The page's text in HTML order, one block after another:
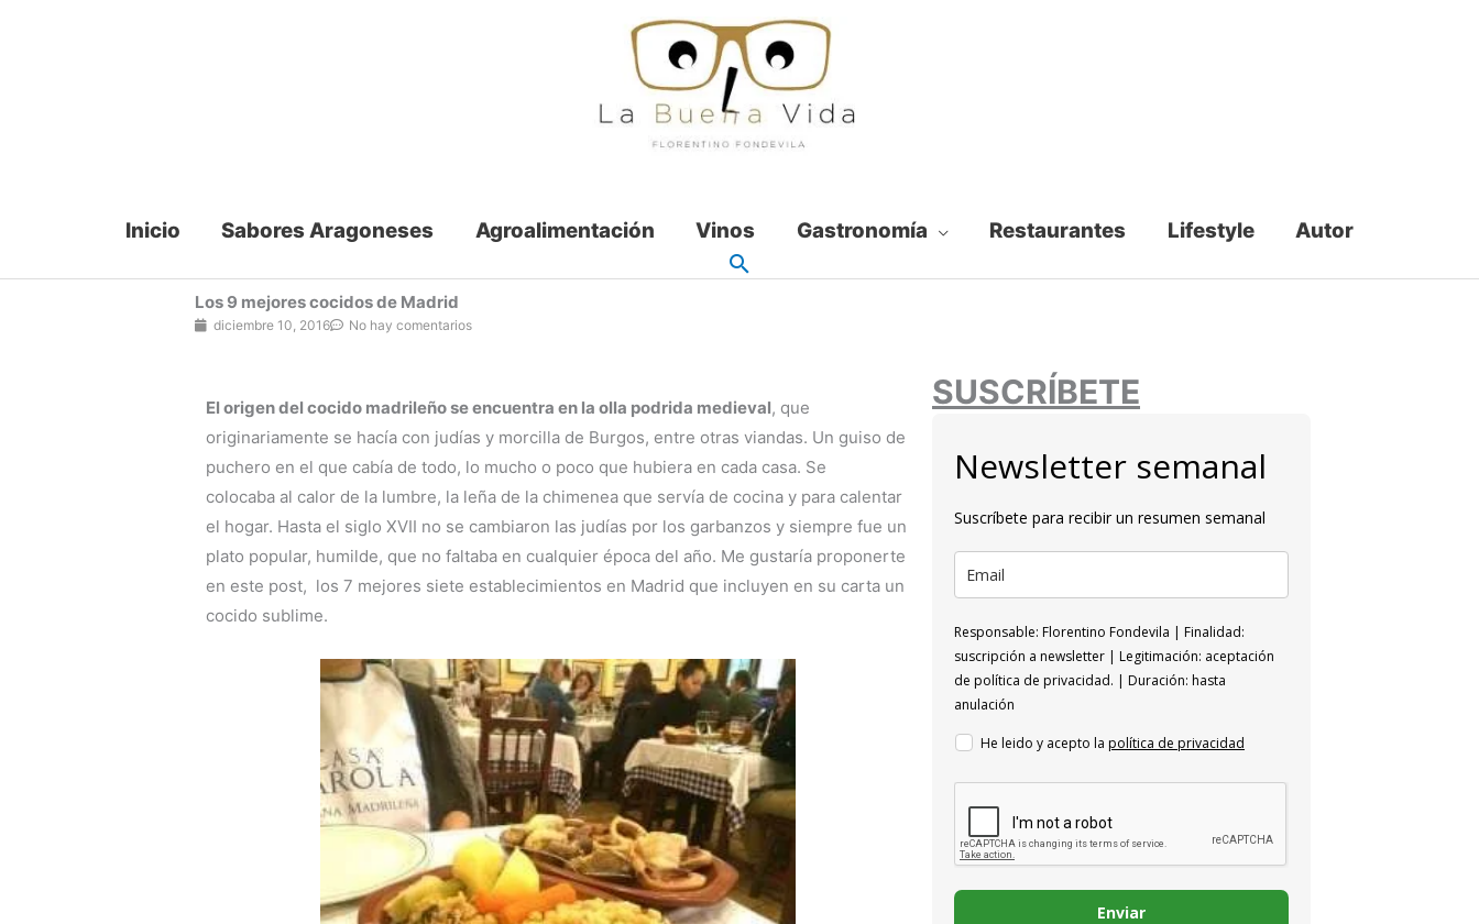
Inicio Sabores Aragoneses Agroalimentación Vinos Gastronomía Restaurantes Lifestyle Autor
Los 9 mejores cocidos de Madrid
diciembre 10, 2016 No hay comentarios
El origen del cocido madrileño se encuentra en la olla podrida medieval, que
originariamente se hacía con judías y morcilla de Burgos, entre otras viandas. Un guiso de
puchero en el que cabía de todo, lo mucho o poco que hubiera en cada casa. Se
colocaba al calor de la lumbre, la leña de la chimenea que servía de cocina y para calentar
el hogar. Hasta el siglo XVII no se cambiaron las judías por los garbanzos y siempre fue un
plato popular, humilde, que no faltaba en cualquier época del año. Me gustaría proponerte
en este post, los 7 mejores siete establecimientos en Madrid que incluyen en su carta un
cocido sublime.
SUSCRÍBETE
Newsletter semanal
Suscríbete para recibir un resumen semanal
Responsable: Florentino Fondevila | Finalidad:
suscripción a newsletter | Legitimación: aceptación
de política de privacidad. | Duración: hasta
anulación
He leido y acepto la política de privacidad
Enviar